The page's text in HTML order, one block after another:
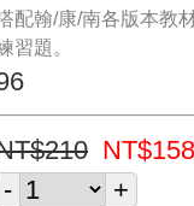
配翰/康/南各版本教
習題。
NT$158